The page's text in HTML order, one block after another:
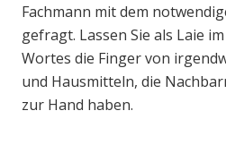
Fachmann mit dem
gefragt. Lassen Sie als Laie
Wortes die Finger von
und Hausmitteln, die
zur Hand haben.